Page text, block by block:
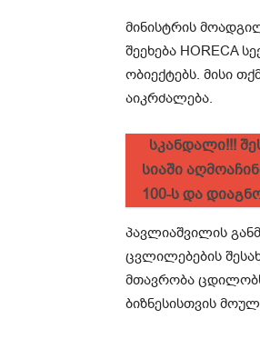
მინისტრის
შეეხება HORECA
ობიექტებს. მისი
აიკრძალება.
სკანდალი!!!
სიაში
100-ს და
პავლიაშვილის
ცვლილებების
მთავრობა
ბიზნესისთვის